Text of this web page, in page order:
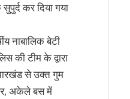
कर दिया गया
नाबालिक बेटी
की टीम के द्वारा
से उक्त गुम
अकेले बस में